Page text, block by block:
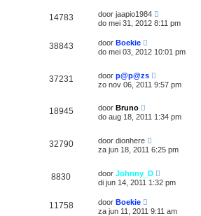
14783 door jaapio1984
do mei 31, 2012 8:11 pm
38843 door Boekie
do mei 03, 2012 10:01 pm
37231 door p@p@zs
zo nov 06, 2011 9:57 pm
18945 door Bruno
do aug 18, 2011 1:34 pm
32790 door dionhere
za jun 18, 2011 6:25 pm
8830 door Johnny_D
di jun 14, 2011 1:32 pm
11758 door Boekie
za jun 11, 2011 9:11 am